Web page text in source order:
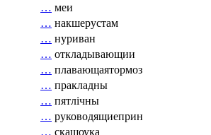
… меи
… накшерустам
… нуриван
… откладывающии
… плавающаятормоз
… пракладны
… пятлічны
… руководящиеприн
… скашоука